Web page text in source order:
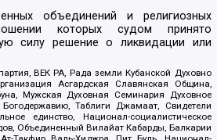
объединений и религиозных
которых судом принято
силу решение о ликвидации или
ВЕК РА, Рада земли Кубанской Духовно
Асгардская Славянская Община,
Мужская Духовная Семинария Духовное
Таблиги Джамаат, Свидетели
единство, Национал-социалистическое
Объединенный Вилайат Кабарды, Балкарии